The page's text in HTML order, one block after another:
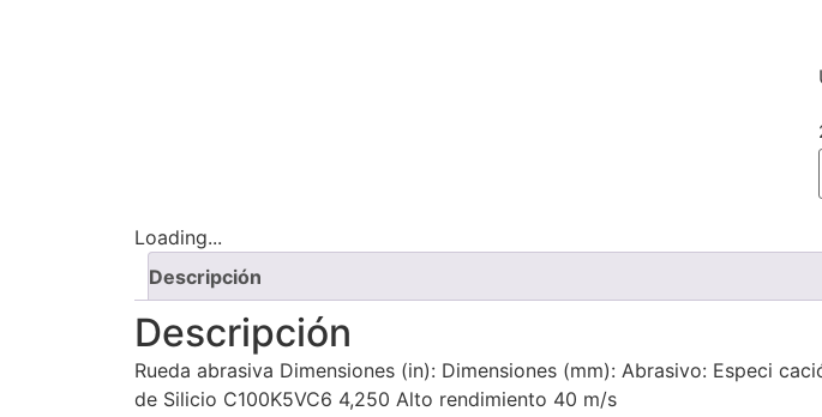
Loading...
Descripción
Descripción
Rueda abrasiva Dimensiones (in): Dimensiones (mm): Abrasivo: Especi
de Silicio C100K5VC6 4,250 Alto rendimiento 40 m/s